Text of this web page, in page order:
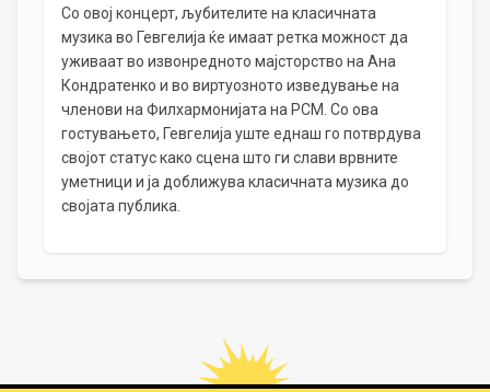
Со овој концерт, љубителите на класичната
музика во Гевгелија ќе имаат ретка можност да
уживаат во извонредното мајсторство на Ана
Кондратенко и во виртуозното изведување на
членови на Филхармонијата на РСМ. Со ова
гостувањето, Гевгелија уште еднаш го потврдува
својот статус како сцена што ги слави врвните
уметници и ја доближува класичната музика до
својата публика.